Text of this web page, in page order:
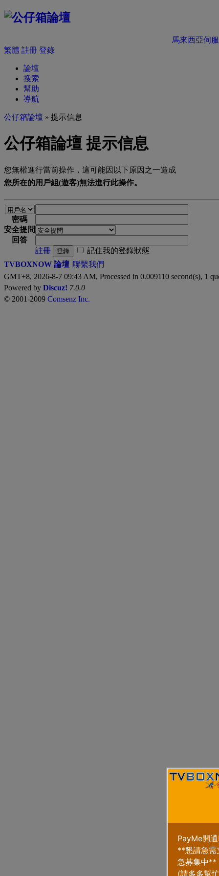
馬來西亞伺
繁體 註冊 登錄
論壇
搜索
幫助
導航
公仔箱論壇 » 提示信息
公仔箱論壇 提示信息
您無權進行當前操作，這可能因以下原因之一造成
您所在的用戶組(遊客)無法進行此操作。
密碼
安全提問
回答
註冊
登錄
記住我的登錄狀態
TVBOXNOW 論壇 |聯繫我們
GMT+8, 2026-8-7 09:43 AM, Processed in 0.009110 second(s), 1
Powered by Discuz! 7.0.0
© 2001-2009 Comsenz Inc.